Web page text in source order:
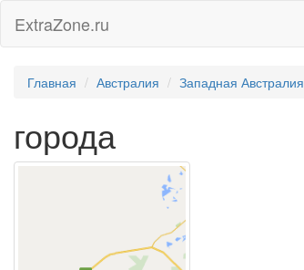
ExtraZone.ru
Главная Австралия Западная Австралия
города